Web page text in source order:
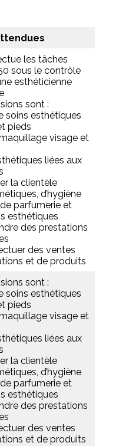
les tâches
sous le contrôle
esthéticienne
sont :
soins esthétiques
pieds
visage et
liées aux
la clientèle
d’hygiène
parfumerie et
esthétiques
des prestations
des ventes
et de produits
sont :
soins esthétiques
pieds
visage et
liées aux
la clientèle
d’hygiène
parfumerie et
esthétiques
des prestations
des ventes
et de produits